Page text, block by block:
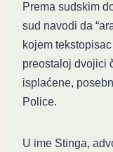
Prema sudskim
sud navodi da
kojem
preostaloj dvojici
isplaćene,
Police.
U ime Stinga,